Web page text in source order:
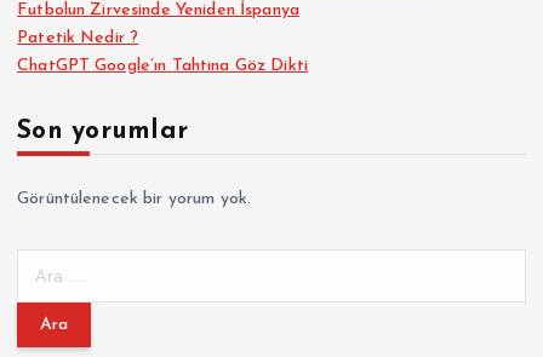
Futbolun Zirvesinde Yeniden İspanya
Patetik Nedir ?
ChatGPT Google’ın Tahtına Göz Dikti
Son yorumlar
Görüntülenecek bir yorum yok.
m